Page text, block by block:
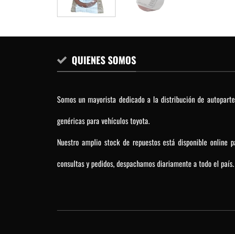
QUIENES SOMOS
Somos un mayorista dedicado a la distribución de
genéricas para vehículos toyota.
Nuestro amplio stock de repuestos está disponible online
consultas y pedidos, despachamos diariamente a todo el país.